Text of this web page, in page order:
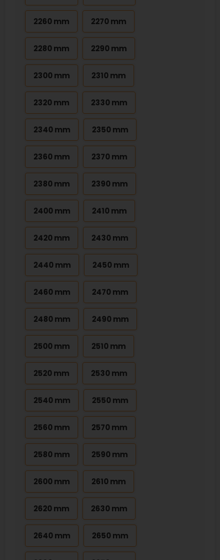
2260 mm 2270 mm
2280 mm 2290 mm
2300 mm 2310 mm
2320 mm 2330 mm
2340 mm 2350 mm
2360 mm 2370 mm
2380 mm 2390 mm
2400 mm 2410 mm
2420 mm 2430 mm
2440 mm 2450 mm
2460 mm 2470 mm
2480 mm 2490 mm
2500 mm 2510 mm
2520 mm 2530 mm
2540 mm 2550 mm
2560 mm 2570 mm
2580 mm 2590 mm
2600 mm 2610 mm
2620 mm 2630 mm
2640 mm 2650 mm